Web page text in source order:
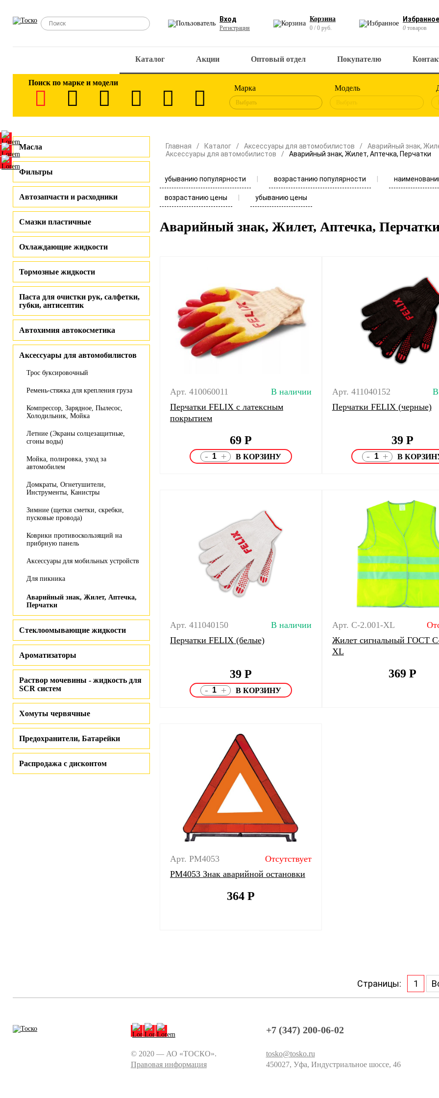
Вход
Регистрация
Корзина
0 / 0 руб.
Избранное
0 товаров
Каталог Акции Оптовый отдел Покупателю
Поиск по марке и модели
Марка
Выбрать
Модель
Выбрать
Масла
Фильтры
Автозапчасти и расходники
Смазки пластичные
Охлаждающие жидкости
Тормозные жидкости
Паста для очистки рук, салфетки,
губки, антисептик
Автохимия автокосметика
Аксессуары для автомобилистов
Трос буксировочный
Ремень-стяжка для крепления груза
Компрессор, Зарядное, Пылесос,
Холодильник, Мойка
Летние (Экраны солцезащитные,
сгоны воды)
Мойка, полировка, уход за
автомобилем
Домкраты, Огнетушители,
Инструменты, Канистры
Зимние (щетки сметки, скребки,
пусковые провода)
Коврики противоскользящий на
прибрную панель
Аксессуары для мобильных устройств
Для пикника
Аварийный знак, Жилет, Аптечка,
Перчатки
Стеклоомывающие жидкости
Ароматизаторы
Раствор мочевины - жидкость для
SCR систем
Хомуты червячные
Предохранители, Батарейки
Распродажа с дисконтом
Главная Каталог Аксессуары для автомобилистов
Аварийный знак,
Аксессуары для автомобилистов
Аварийный знак, Жилет, Аптечка, Перчатки
убыванию популярности возрастанию популярности
возрастанию цены убыванию цены
Аварийный знак, Жилет, Аптечка,
Арт. 410060011
В наличии
Перчатки FELIX с латексным
покрытием
69 Р
- +
Арт. 411040152
Перчатки FELIX (черные)
39Р
- +
Арт. 411040150
В наличии
Перчатки FELIX (белые)
39 Р
- +
Арт. C-2.001-XL
Жилет сигнальный ГОСТ
XL
369Р
Арт. PM4053
Отсутствует
PM4053 Знак аварийной остановки
364 Р
Страницы: 1
© 2020 — АО «ТОСКО».
Правовая информация
+7 (347) 200-06-02
tosko@tosko.ru
450027, Уфа, Индустриальное шоссе, 46